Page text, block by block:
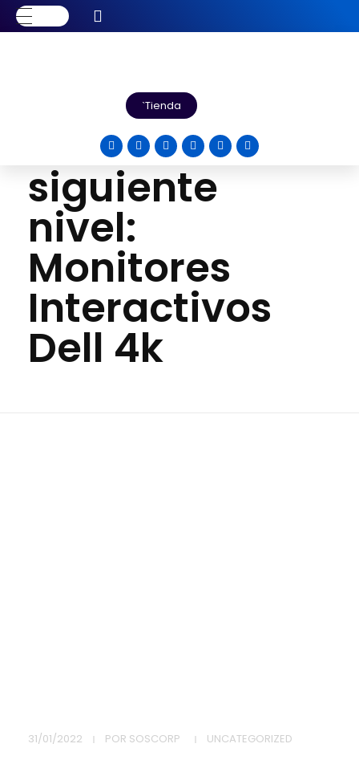
Tienda
Lleva tus
reuniones al
siguiente
nivel:
Monitores
Interactivos
Dell 4k
L
31/01/2022 POR SOSCORP UNCATEGORIZED